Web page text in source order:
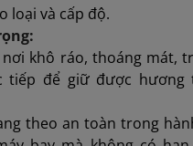
loại và cấp độ.
nơi khô ráo, thoáng mát,
tiếp để giữ được hương
theo an toàn trong